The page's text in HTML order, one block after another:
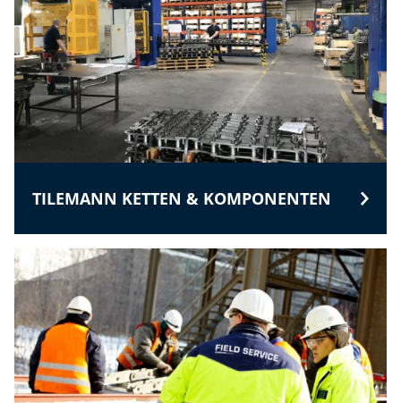
TILEMANN KETTEN & KOMPONENTEN